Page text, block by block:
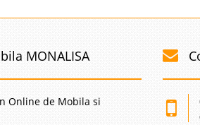
Canapea
Canapele Extensibile
substantial in
MONALISA
Online de Mobila si